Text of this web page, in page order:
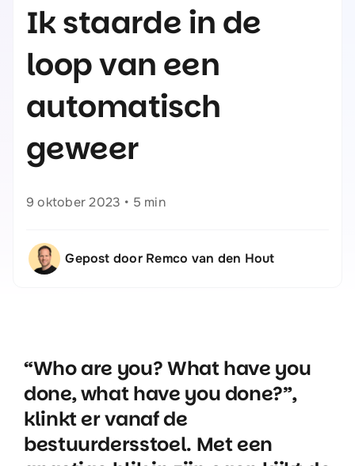
Ik staarde in de
loop van een
automatisch
geweer
9 oktober 2023 • 5 min
Gepost door Remco van den Hout
“Who are you? What have you
done, what have you done?”,
klinkt er vanaf de
bestuurdersstoel. Met een